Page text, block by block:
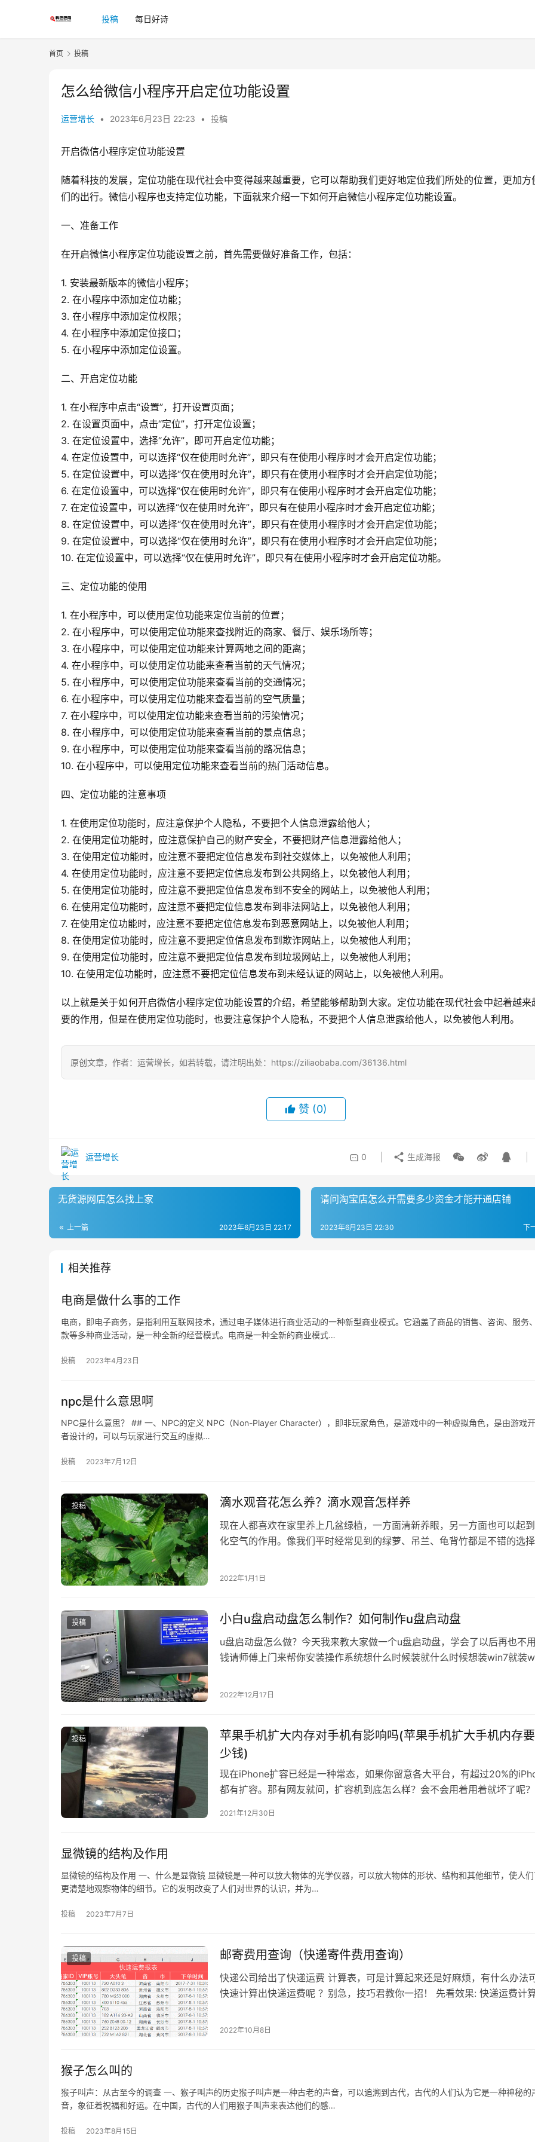
投稿 每日好诗
首页 投稿
怎么给微信小程序开启定位功能设置
运营增长 • 2023年6月23日 22:23 • 投稿
开启微信小程序定位功能设置
随着科技的发展，定位功能在现代社会中变得越来越重要，它可以帮助我们更好地定位我们所处的位置，更加方
们的出行。微信小程序也支持定位功能，下面就来介绍一下如何开启微信小程序定位功能设置。
一、准备工作
在开启微信小程序定位功能设置之前，首先需要做好准备工作，包括：
1. 安装最新版本的微信小程序；
2. 在小程序中添加定位功能；
3. 在小程序中添加定位权限；
4. 在小程序中添加定位接口；
5. 在小程序中添加定位设置。
二、开启定位功能
1. 在小程序中点击“设置”，打开设置页面；
2. 在设置页面中，点击“定位”，打开定位设置；
3. 在定位设置中，选择“允许”，即可开启定位功能；
4. 在定位设置中，可以选择“仅在使用时允许”，即只有在使用小程序时才会开启定位功能；
5. 在定位设置中，可以选择“仅在使用时允许”，即只有在使用小程序时才会开启定位功能；
6. 在定位设置中，可以选择“仅在使用时允许”，即只有在使用小程序时才会开启定位功能；
7. 在定位设置中，可以选择“仅在使用时允许”，即只有在使用小程序时才会开启定位功能；
8. 在定位设置中，可以选择“仅在使用时允许”，即只有在使用小程序时才会开启定位功能；
9. 在定位设置中，可以选择“仅在使用时允许”，即只有在使用小程序时才会开启定位功能；
10. 在定位设置中，可以选择“仅在使用时允许”，即只有在使用小程序时才会开启定位功能。
三、定位功能的使用
1. 在小程序中，可以使用定位功能来定位当前的位置；
2. 在小程序中，可以使用定位功能来查找附近的商家、餐厅、娱乐场所等；
3. 在小程序中，可以使用定位功能来计算两地之间的距离；
4. 在小程序中，可以使用定位功能来查看当前的天气情况；
5. 在小程序中，可以使用定位功能来查看当前的交通情况；
6. 在小程序中，可以使用定位功能来查看当前的空气质量；
7. 在小程序中，可以使用定位功能来查看当前的污染情况；
8. 在小程序中，可以使用定位功能来查看当前的景点信息；
9. 在小程序中，可以使用定位功能来查看当前的路况信息；
10. 在小程序中，可以使用定位功能来查看当前的热门活动信息。
四、定位功能的注意事项
1. 在使用定位功能时，应注意保护个人隐私，不要把个人信息泄露给他人；
2. 在使用定位功能时，应注意保护自己的财产安全，不要把财产信息泄露给他人；
3. 在使用定位功能时，应注意不要把定位信息发布到社交媒体上，以免被他人利用；
4. 在使用定位功能时，应注意不要把定位信息发布到公共网络上，以免被他人利用；
5. 在使用定位功能时，应注意不要把定位信息发布到不安全的网站上，以免被他人利用；
6. 在使用定位功能时，应注意不要把定位信息发布到非法网站上，以免被他人利用；
7. 在使用定位功能时，应注意不要把定位信息发布到恶意网站上，以免被他人利用；
8. 在使用定位功能时，应注意不要把定位信息发布到欺诈网站上，以免被他人利用；
9. 在使用定位功能时，应注意不要把定位信息发布到垃圾网站上，以免被他人利用；
10. 在使用定位功能时，应注意不要把定位信息发布到未经认证的网站上，以免被他人利用。
以上就是关于如何开启微信小程序定位功能设置的介绍，希望能够帮助到大家。定位功能在现代社会中起着越来
要的作用，但是在使用定位功能时，也要注意保护个人隐私，不要把个人信息泄露给他人，以免被他人利用。
原创文章，作者：运营增长，如若转载，请注明出处：https://ziliaobaba.com/36136.html
赞 (0)
运营增长 0 生成海报
无货源网店怎么找上家
上一篇 2023年6月23日 22:17
请问淘宝店怎么开需要多少资金才能开通店铺
下
2023年6月23日 22:30
相关推荐
电商是做什么事的工作
电商，即电子商务，是指利用互联网技术，通过电子媒体进行商业活动的一种新型商业模式。它涵盖了商品的销售、咨询、服务
款等多种商业活动，是一种全新的经营模式。电商是一种全新的商业模式…
投稿 2023年4月23日
npc是什么意思啊
NPC是什么意思？ ## 一、NPC的定义 NPC（Non-Player Character），即非玩家角色，是游戏中的一种虚拟角色，是由游戏
者设计的，可以与玩家进行交互的虚拟…
投稿 2023年7月12日
投稿 滴水观音花怎么养？滴水观音怎样养
现在人都喜欢在家里养上几盆绿植，一方面清新养眼，另一方面也可以起
化空气的作用。像我们平时经常见到的绿萝、吊兰、龟背竹都是不错的选
2022年1月1日
投稿 小白u盘启动盘怎么制作？如何制作u盘启动盘
u盘启动盘怎么做？今天我来教大家做一个u盘启动盘，学会了以后再也不
钱请师傅上门来帮你安装操作系统想什么时候装就什么时候想装win7就装
2022年12月17日
投稿
苹果手机扩大内存对手机有影响吗(苹果手机扩大手机内存
少钱)
现在iPhone扩容已经是一种常态，如果你留意各大平台，有超过20%的
都有扩容。那有网友就问，扩容机到底怎么样？会不会用着用着就坏了呢
iPhone上小内存取下来，然后换上大内存，就叫扩容机。早期很多旗舰
2021年12月30日
显微镜的结构及作用
显微镜的结构及作用 一、什么是显微镜 显微镜是一种可以放大物体的光学仪器，可以放大物体的形状、结构和其他细节，使人
更清楚地观察物体的细节。它的发明改变了人们对世界的认识，并为…
投稿 2023年7月7日
投稿 邮寄费用查询（快递寄件费用查询）
快递公司给出了快递运费 计算表，可是计算起来还是好麻烦，有什么办法
快速计算出快递运费呢 ？别急，技巧君教你一招！ 先看效果: 快递运费计
2022年10月8日
猴子怎么叫的
猴子叫声：从古至今的调查 一、猴子叫声的历史猴子叫声是一种古老的声音，可以追溯到古代，古代的人们认为它是一种神秘的
音，象征着祝福和好运。在中国，古代的人们用猴子叫声来表达他们的感…
投稿 2023年8月15日